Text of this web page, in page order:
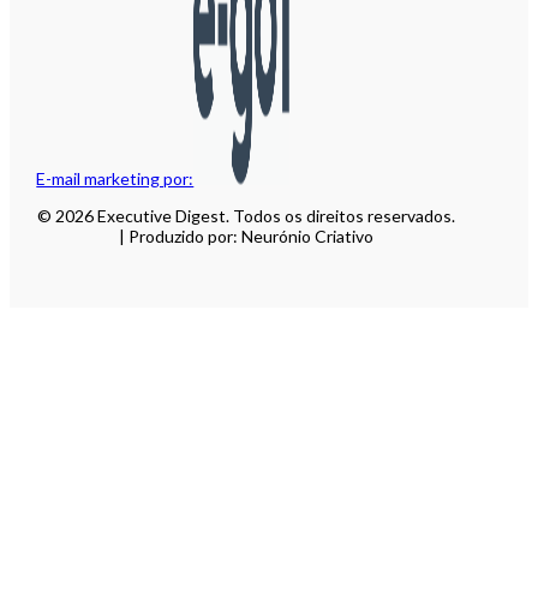
E-mail marketing por:
© 2026 Executive Digest. Todos os direitos reservados.
| Produzido por: Neurónio Criativo